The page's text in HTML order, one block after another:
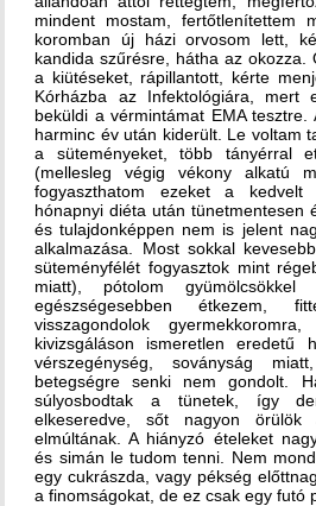
mindent mostam,
koromban új házi orvosom lett,
kandida szűrésre, hátha az okozza.
a kiütéseket, rápillantott, kérte
Kórházba az Infektológiára, mert
beküldi a vérmintámat EMA
harminc év után kiderült. Le voltam
a süteményeket, több tányérral
(mellesleg végig vékony alkatú
fogyaszthatom ezeket a kedvelt
hónapnyi diéta után tünetmentesen
és tulajdonképpen nem is jelent
alkalmazása. Most sokkal
süteményfélét fogyasztok mint
miatt), pótolom
egészségesebben étkezem,
visszagondolok
kivizsgáláson ismeretlen eredetű
vérszegénység, soványság
betegségre senki nem gondolt.
súlyosbodtak a tünetek, így
elkeseredve, sőt nagyon örülök
elmúltának. A hiányzó ételeket
és simán le tudom tenni. Nem
egy cukrászda, vagy pékség
a finomságokat, de ez csak egy futó